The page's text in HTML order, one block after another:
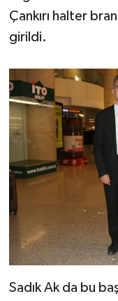
Çankırı halter
girildi.
Sadık Ak da bu